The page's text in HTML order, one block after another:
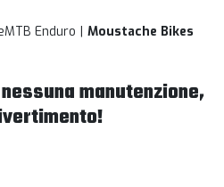
Enduro Moustache Bikes
manutenzione,